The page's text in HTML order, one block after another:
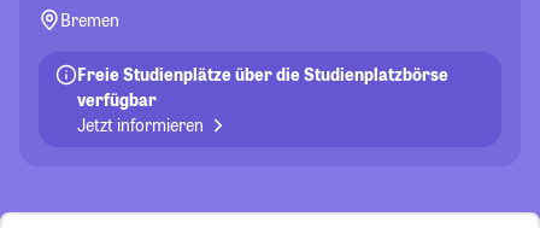
Bremen
Freie Studienplätze über die Studienplatzbörse
verfügbar
Jetzt informieren